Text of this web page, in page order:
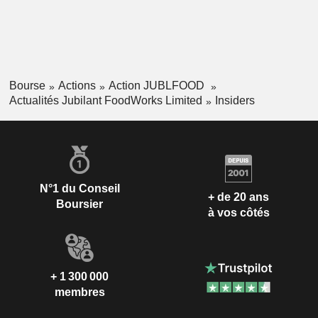
Bourse Actions
Action JUBLFOOD
Actualités Jubilant FoodWorks Limited
Insiders
N°1 du Conseil
Boursier
+ de 20 ans
à vos côtés
+ 1 300 000
membres